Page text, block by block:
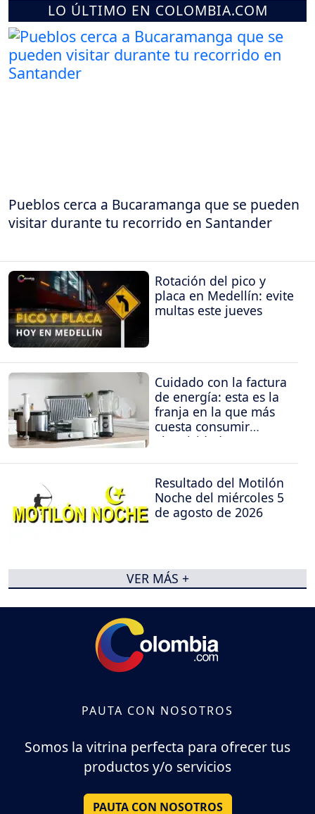
LO ÚLTIMO EN COLOMBIA.COM
Pueblos cerca a Bucaramanga que se pueden
visitar durante tu recorrido en Santander
Rotación del pico y
placa en Medellín: evite
multas este jueves
Cuidado con la factura
de energía: esta es la
franja en la que más
cuesta consumir
electricidad
Resultado del Motilón
Noche del miércoles 5
de agosto de 2026
VER MÁS +
PAUTA CON NOSOTROS
Somos la vitrina perfecta para ofrecer tus
productos y/o servicios
PAUTA CON NOSOTROS